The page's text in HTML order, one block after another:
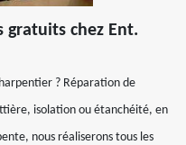
gratuits chez Ent.
? Réparation de
isolation ou étanchéité, en
nous réaliserons tous les